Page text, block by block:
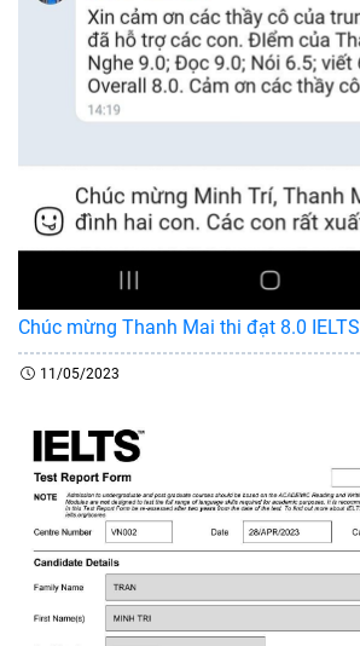
Chúc mừng Thanh Mai thi đạt 8.0 IELTS
11/05/2023